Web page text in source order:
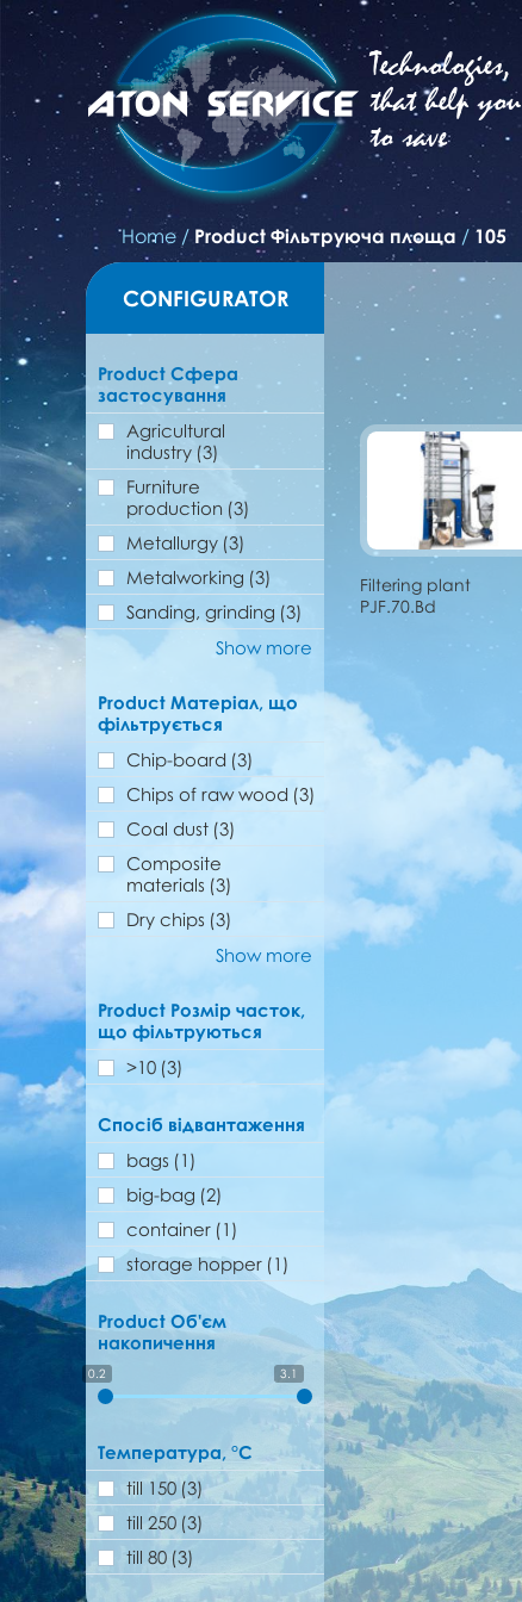
Technologies,
that help you
to save
Home / Product Фільтруюча площа / 105
CONFIGURATOR
Product Сфера
застосування
Agricultural
industry (3)
Furniture
production (3)
Metallurgy (3)
Metalworking (3)
Sanding, grinding (3)
Show more
Product Матеріал, що
фільтрується
Chip-board (3)
Chips of raw wood (3)
Coal dust (3)
Composite
materials (3)
Dry chips (3)
Show more
Product Розмір часток,
що фільтруються
>10 (3)
Спосіб відвантаження
bags (1)
big-bag (2)
container (1)
storage hopper (1)
Product Об'єм
накопичення
0.2 3.1
Температура, °C
till 150 (3)
till 250 (3)
till 80 (3)
Filtering plant
PJF.70.Bd